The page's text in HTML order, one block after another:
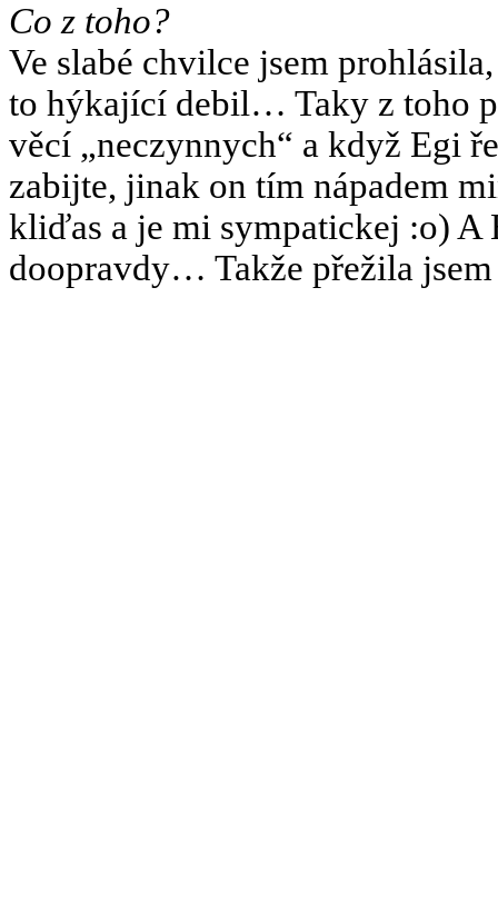
Co z toho?
Ve slabé chvilce jsem
to hýkající debil… Taky z toho
věcí „neczynnych“ a když Egi
zabijte, jinak on tím nápadem
kliďas a je mi sympatickej :o)
doopravdy… Takže přežila